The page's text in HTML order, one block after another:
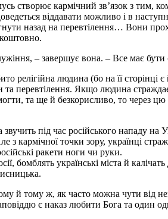
створює кармічний зв’язок з тим,
віддавати можливо і в
назад на перевтілення… Вони
– завершує вона. – Все має
релігійна людина (бо на її
та перевтілення. Якщо людина
та ще й безкорисливо, то через
під час російського нападу
з кармічної точки зору, українці
ракети ноги чи руки.
бомблять українські міста й
й тому ж, як часто можна чути від
є наказ любити Бога та один